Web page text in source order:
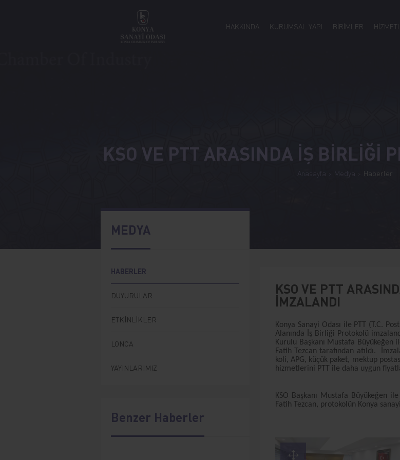
HAKKINDA KURUMSAL YAPI BİRİMLER
KSO VE PTT ARASINDA İŞ BİRLİĞİ
Anasayfa Medya Haberler
MEDYA
HABERLER
DUYURULAR
ETKİNLİKLER
LONCA
YAYINLARIMIZ
Benzer Haberler
KSO VE PTT
İMZALANDI
Konya Sanayi Odası ile PTT (T.C.
Alanında İş Birliği Protokolü
Kurulu Başkanı Mustafa Büyükeğen
Fatih Tezcan tarafından atıldı.
koli, APG, küçük paket, mektup
hizmetlerini PTT ile daha uygun
KSO Başkanı Mustafa Büyükeğen
Fatih Tezcan, protokolün Konya